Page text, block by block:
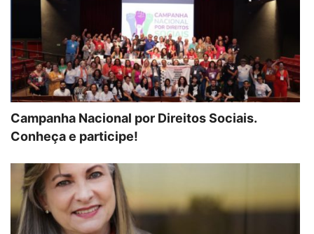
Campanha Nacional por Direitos Sociais.
Conheça e participe!